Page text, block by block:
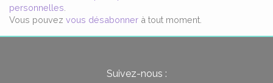
personnelles
Vous pouvez vous désabonner à tout moment.
Suivez-nous :